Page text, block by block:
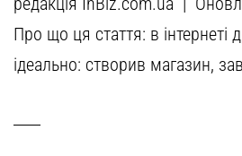
Про що ця стаття: в інтернеті
ідеально: створив магазин,